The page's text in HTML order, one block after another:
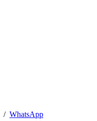
/ WhatsApp